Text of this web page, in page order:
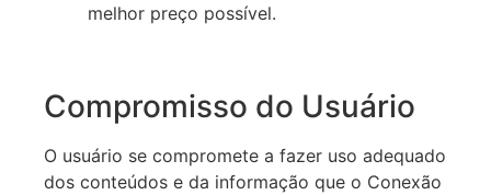
melhor preço possível.
Compromisso do Usuário
O usuário se compromete a fazer uso adequado
dos conteúdos e da informação que o Conexão